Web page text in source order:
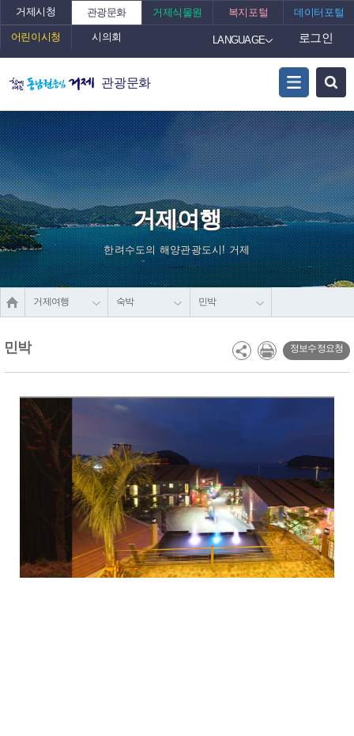
거제시청 관광문화 거제식물원 복지포털 데이터포털
어린이시청 시의회 LANGUAGE 로그인
관광문화
거제여행
한려수도의 해양관광도시! 거제
거제여행 숙박 민박
민박 정보수정요청